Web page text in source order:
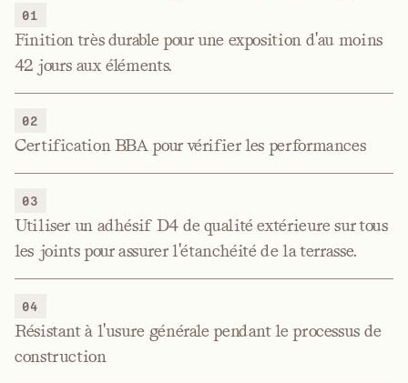
01
Finition très durable pour une exposition d'au moins
42 jours aux éléments.
02
Certification BBA pour vérifier les performances
03
Utiliser un adhésif D4 de qualité extérieure sur tous
les joints pour assurer l'étanchéité de la terrasse.
04
Résistant à l'usure générale pendant le processus de
construction